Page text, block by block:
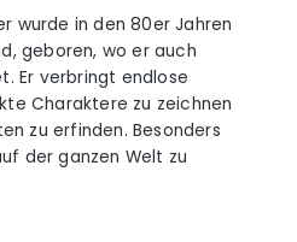
wurde in den 80er Jahren
geboren, wo er auch
Er verbringt endlose
Charaktere zu zeichnen
zu erfinden. Besonders
der ganzen Welt zu